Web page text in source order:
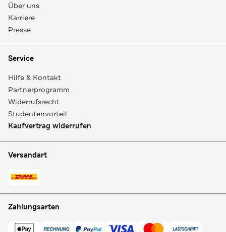
Über uns
Karriere
Presse
Service
Hilfe & Kontakt
Partnerprogramm
Widerrufsrecht
Studentenvorteil
Kaufvertrag widerrufen
Versandart
Zahlungsarten